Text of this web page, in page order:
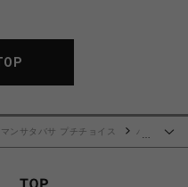
ンサタバサ プチチョイス
バ